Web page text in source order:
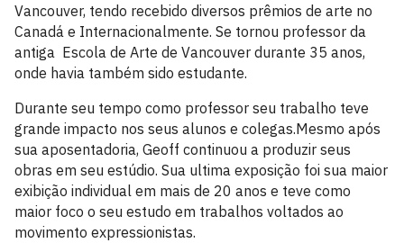
Vancouver, tendo recebido diversos prêmios de arte no
Canadá e Internacionalmente. Se tornou professor da
antiga Escola de Arte de Vancouver durante 35 anos,
onde havia também sido estudante.
Durante seu tempo como professor seu trabalho teve
grande impacto nos seus alunos e colegas.Mesmo após
sua aposentadoria, Geoff continuou a produzir seus
obras em seu estúdio. Sua ultima exposição foi sua maior
exibição individual em mais de 20 anos e teve como
maior foco o seu estudo em trabalhos voltados ao
movimento expressionistas.